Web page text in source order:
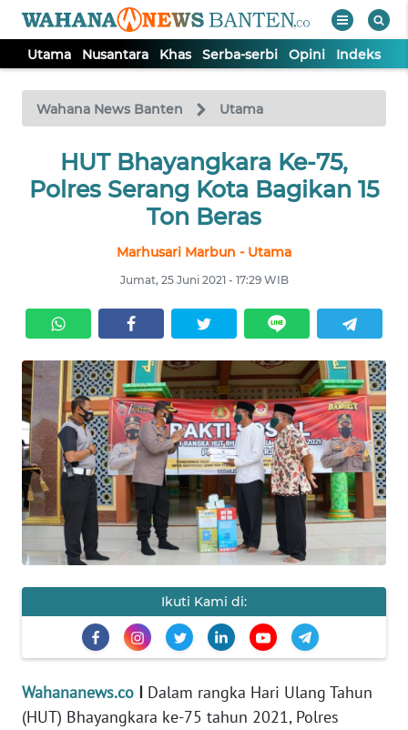
Utama Nusantara Khas Serba-serbi Opini Indeks
Wahana News Banten Utama
HUT Bhayangkara Ke-75,
Polres Serang Kota Bagikan 15
Ton Beras
Marhusari Marbun - Utama
Jumat, 25 Juni 2021 - 17:29 WIB
Ikuti Kami di:
Wahananews.co I Dalam rangka Hari Ulang Tahun
(HUT) Bhayangkara ke-75 tahun 2021, Polres
TV
Tutup
UTAMA
SERBA-
SERBI
OPINI
Informasi
INDEKS
BERITA
KONTAK
KAMI
KAMI